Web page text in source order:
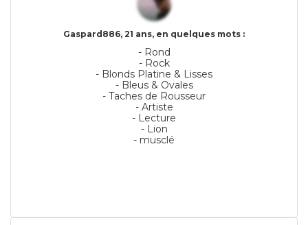
Gaspard886, 21 ans, en quelques mots :
- Rond
- Rock
- Blonds Platine & Lisses
- Bleus & Ovales
- Taches de Rousseur
- Artiste
- Lecture
- Lion
- musclé